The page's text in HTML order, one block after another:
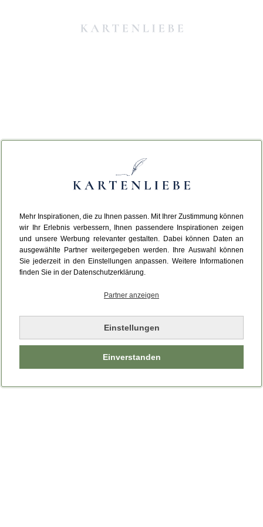
Mehr Inspirationen, die zu Ihnen passen. Mit Ihrer Zustimmung können
wir Ihr Erlebnis verbessern, Ihnen passendere Inspirationen zeigen
und unsere Werbung relevanter gestalten. Dabei können Daten an
ausgewählte Partner weitergegeben werden. Ihre Auswahl können
Sie jederzeit in den Einstellungen anpassen. Weitere Informationen
finden Sie in der Datenschutzerklärung.
Partner anzeigen
Einstellungen
Einverstanden
Da ist etwas schiefgelaufen.
Leider ist ein technischer Fehler aufgetreten.
Bitte laden Sie die Seite neu.